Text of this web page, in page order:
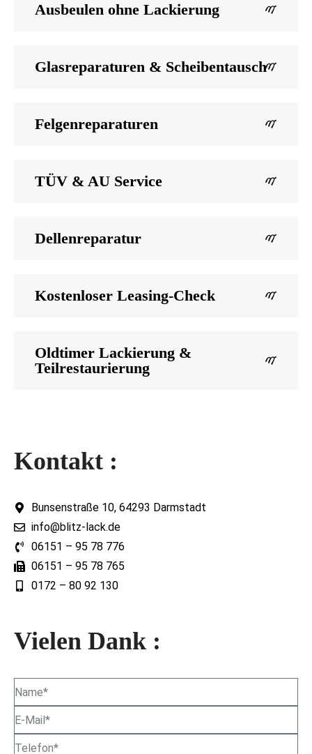
Ausbeulen ohne Lackierung
Glasreparaturen & Scheibentausch
Felgenreparaturen
TÜV & AU Service
Dellenreparatur
Kostenloser Leasing-Check
Oldtimer Lackierung &
Teilrestaurierung
Kontakt :
Bunsenstraße 10, 64293 Darmstadt
info@blitz-lack.de
06151 – 95 78 776
06151 – 95 78 765
0172 – 80 92 130
Vielen Dank :